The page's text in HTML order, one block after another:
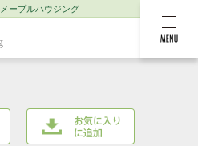
メープルハウジング